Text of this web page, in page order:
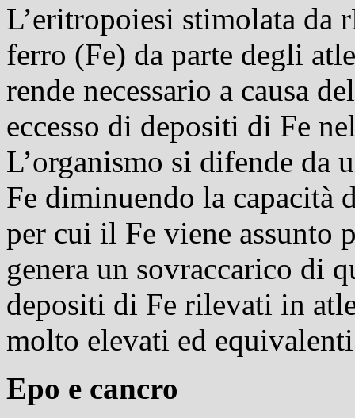
L’eritropoiesi stimolata da
ferro (Fe) da parte degli
rende necessario a causa
eccesso di depositi di Fe
L’organismo si difende da
Fe diminuendo la capacità
per cui il Fe viene assunto
genera un sovraccarico di
depositi di Fe rilevati in
molto elevati ed
Epo e cancro